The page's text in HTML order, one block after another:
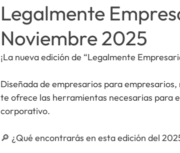
Legalmente
Noviembre 2025
¡La nueva edición de “Legalmente
Diseñada de empresarios para
te ofrece las herramientas necesarias para
corporativo.
🔎 ¿Qué encontrarás en esta edición del